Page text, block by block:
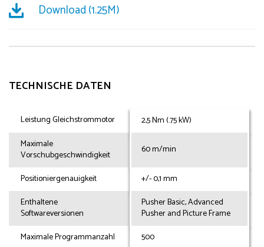
Download (1.25M)
TECHNISCHE DATEN
Leistung Gleichstrommotor
2,5 Nm (.75 kW)
Maximale
Vorschubgeschwindigkeit
60 m/min
Positioniergenauigkeit
+/- 0,1 mm
Enthaltene
Softwareversionen
Pusher Basic, Advanced
Pusher and Picture Frame
Maximale Programmanzahl
500